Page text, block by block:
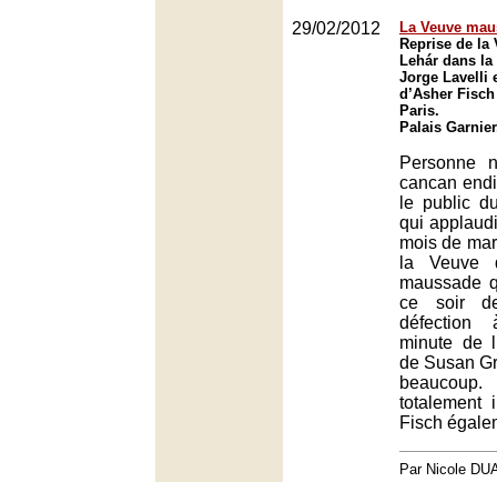
29/02/2012
La Veuve
Reprise de la
Lehár dans
Jorge Lavelli
d’Asher
Paris.
Palais
Personne
cancan
le public
qui
mois de
la Veuve
maussade
ce soir
défection
minute de
de Susan
totalement
Fisch
Par Nicole